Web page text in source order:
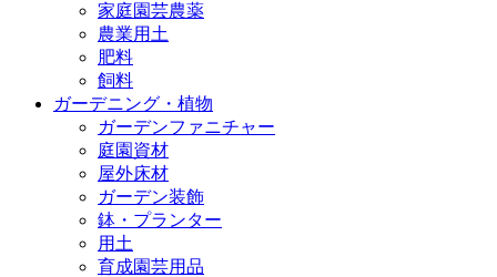
家庭園芸農薬
農業用土
肥料
飼料
ガーデニング・植物
ガーデンファニチャー
庭園資材
屋外床材
ガーデン装飾
鉢・プランター
用土
育成園芸用品